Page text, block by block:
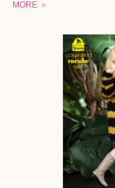
MORE ＞